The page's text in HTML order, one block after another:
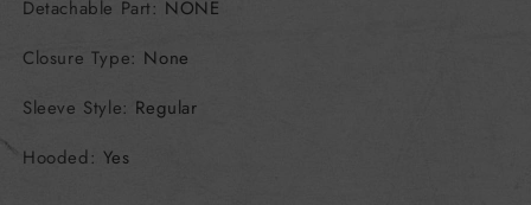
Detachable Part: NONE
Closure Type: None
Sleeve Style: Regular
Hooded: Yes